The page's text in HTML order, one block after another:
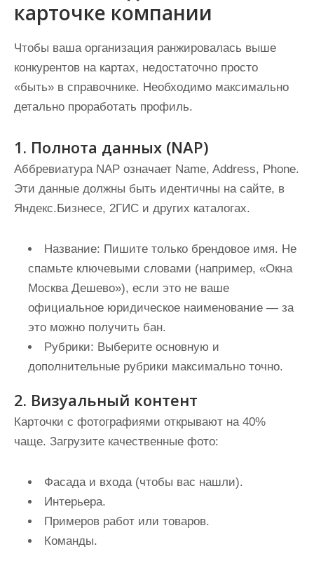
карточке компании
Чтобы ваша организация ранжировалась выше
конкурентов на картах, недостаточно просто
«быть» в справочнике. Необходимо максимально
детально проработать профиль.
1. Полнота данных (NAP)
Аббревиатура NAP означает Name, Address, Phone.
Эти данные должны быть идентичны на сайте, в
Яндекс.Бизнесе, 2ГИС и других каталогах.
Название: Пишите только брендовое имя. Не
спамьте ключевыми словами (например, «Окна
Москва Дешево»), если это не ваше
официальное юридическое наименование — за
это можно получить бан.
Рубрики: Выберите основную и
дополнительные рубрики максимально точно.
2. Визуальный контент
Карточки с фотографиями открывают на 40%
чаще. Загрузите качественные фото:
Фасада и входа (чтобы вас нашли).
Интерьера.
Примеров работ или товаров.
Команды.